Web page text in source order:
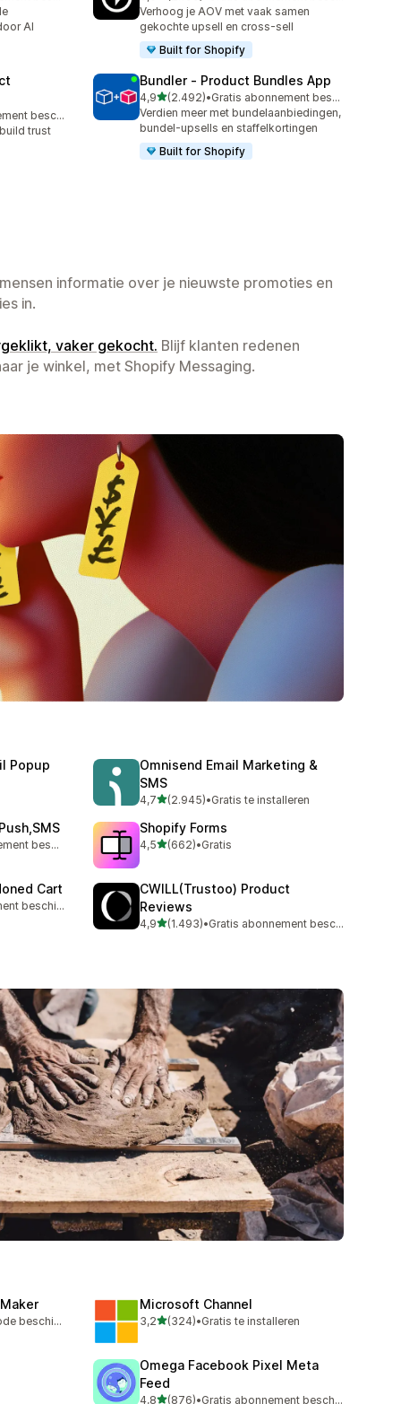
AI
Verhoog je AOV met vaak samen
gekochte upsell en cross-sell
Built for Shopify
Gratis abonnement beschikbaar
trust
Bundler ‑ Product Bundles App
4,9van 5 sterren
(2.492)
2492 recensies in totaal
•
Gratis abonnement beschikbaar
Verdien meer met bundelaanbiedingen,
bundel-upsells en staffelkortingen
Built for Shopify
informatie over je nieuwste promoties en
in.
vaker gekocht. Blijf klanten redenen
je winkel, met Shopify Messaging.
Popup
Omnisend Email Marketing &
SMS
4,7van 5 sterren
(2.945)
2945 recensies in totaal
•Gratis te installeren
Gratis abonnement beschikbaar
Shopify Forms
4,5van 5 sterren
(662)
662 recensies in totaal
•Gratis
Cart
Gratis abonnement beschikbaar
CWILL(Trustoo) Product
Reviews
4,9van 5 sterren
(1.493)
1493 recensies in totaal
• Gratis abonnement beschikbaar
Gratis proefperiode beschikbaar
Microsoft Channel
3,2van 5 sterren
(324)
324 recensies in totaal
•Gratis te installeren
Omega Facebook Pixel Meta
Feed
4,8van 5 sterren
(876)• Gratis abonnement beschikbaar